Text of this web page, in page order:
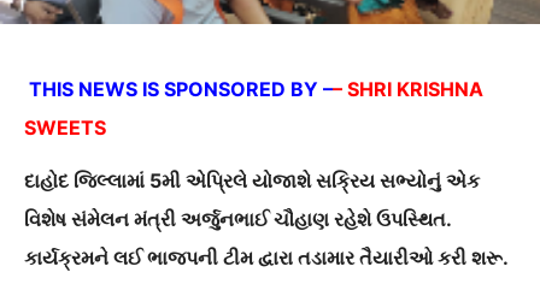
THIS NEWS IS SPONSORED BY –– SHRI KRISHNA
SWEETS
દાહોદ જિલ્લામાં 5મી એપ્રિલે યોજાશે સક્રિય સભ્યોનું એક
વિશેષ સંમેલન મંત્રી અર્જુનભાઈ ચૌહાણ રહેશે ઉપસ્થિત.
કાર્યક્રમને લઈ ભાજપની ટીમ દ્વારા તડામાર તૈયારીઓ કરી શરૂ.